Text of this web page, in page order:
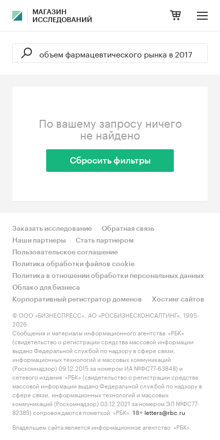
МАГАЗИН
ИССЛЕДОВАНИЙ
По вашему запросу ничего
не найдено
Сбросить фильтры
Заказать исследование
Обратная связь
Наши партнеры
Стать партнером
Пользовательское соглашение
Политика обработки файлов cookie
Политика в отношении обработки персональных данных
Облако для бизнеса
Корпоративный регистратор доменов
Хостинг сайтов
© ООО «БИЗНЕСПРЕСС», АО «РОСБИЗНЕСКОНСАЛТИНГ», 1995-
2026.
Сообщения и материалы информационного агентства «РБК»
(свидетельство о регистрации средства массовой информации
выдано Федеральной службой по надзору в сфере связи,
информационных технологий и массовых коммуникаций
(Роскомнадзор) 09.12.2015 за номером ИА №ФС77-63848) и
сетевого издания «РБК» (свидетельство о регистрации средства
массовой информации выдано Федеральной службой по надзору в
сфере связи, информационных технологий и массовых
коммуникаций (Роскомнадзор) 03.12.2021 за номером ЭЛ №ФС77-
82385) сопровождаются пометкой «РБК».
18+ letters@rbc.ru
Владельцем сайта является информационное агентство «РБК».